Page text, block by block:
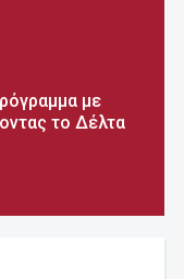
με
το Δέλτα